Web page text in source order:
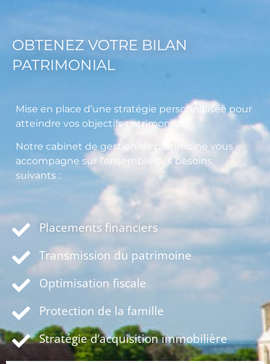
OBTENEZ VOTRE BILAN
PATRIMONIAL
Mise en place d’une stratégie personnalisée pour
atteindre vos objectifs patrimoniaux.
Notre cabinet de gestion de patrimoine vous
accompagne sur l’ensemble des besoins
suivants :
Placements financiers
Transmission du patrimoine
Optimisation fiscale
Protection de la famille
Stratégie d’acquisition immobilière